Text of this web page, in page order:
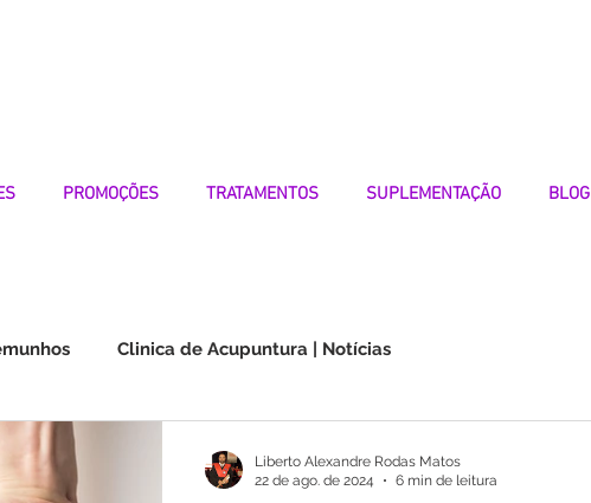
PROMOÇÕES TRATAMENTOS SUPLEMENTAÇÃO BLOG
Clinica de Acupuntura | Notícias
na Orelha | Testemunhos
Liberto Alexandre Rodas Matos
22 de ago. de 2024
6 min de leitura